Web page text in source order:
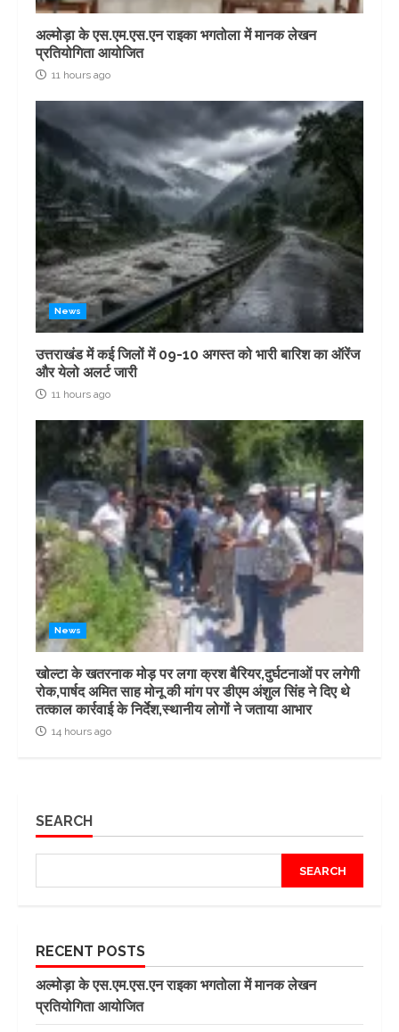
अल्मोड़ा के एस.एम.एस.एन राइका भगतोला में मानक लेखन
प्रतियोगिता आयोजित
11 hours ago
News
उत्तराखंड में कई जिलों में 09-10 अगस्त को भारी बारिश का ऑरेंज
और येलो अलर्ट जारी
11 hours ago
News
खोल्टा के खतरनाक मोड़ पर लगा क्रश बैरियर,दुर्घटनाओं पर लगेगी
रोक,पार्षद अमित साह मोनू की मांग पर डीएम अंशुल सिंह ने दिए थे
तत्काल कार्रवाई के निर्देश,स्थानीय लोगों ने जताया आभार
14 hours ago
SEARCH
SEARCH
RECENT POSTS
अल्मोड़ा के एस.एम.एस.एन राइका भगतोला में मानक लेखन
प्रतियोगिता आयोजित